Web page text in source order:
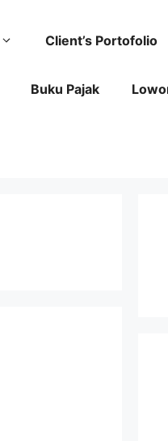
Client’s Portofolio
Buku Pajak